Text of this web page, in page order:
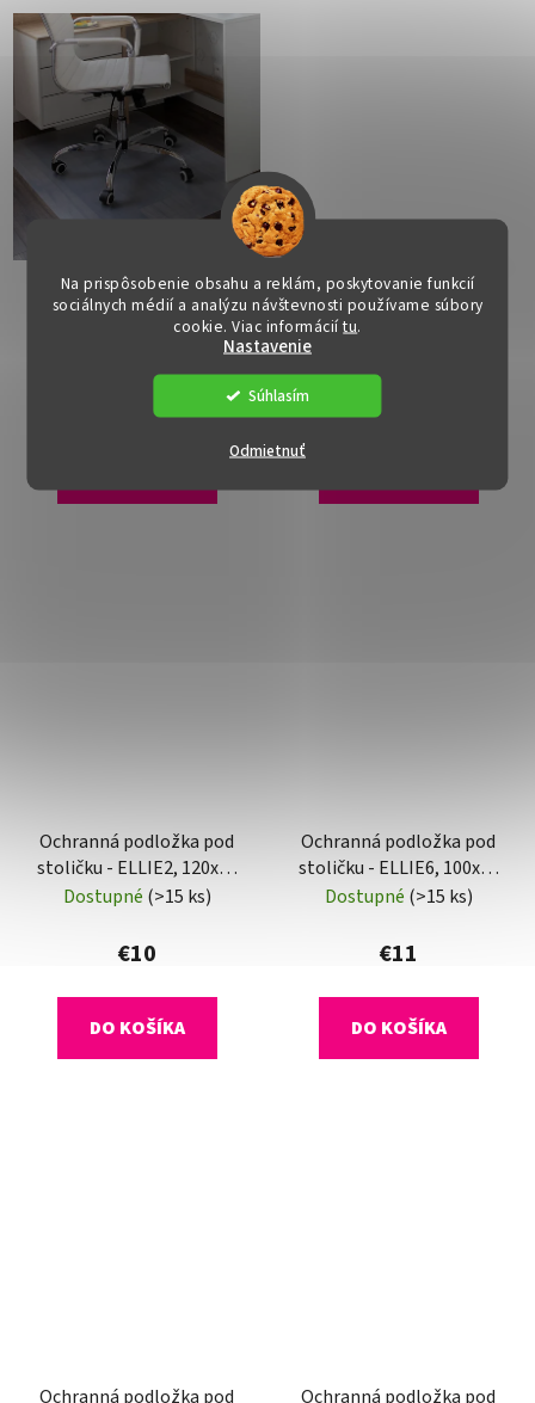
Na prispôsobenie obsahu a reklám, poskytovanie funkcií
sociálnych médií a analýzu návštevnosti používame súbory
cookie. Viac informáciítu.
Nastavenie
Odmietnuť
Súhlasím
Ochranná podložka pod
stoličku - ELLIE3,
140x100 cm, 0,5 mm
Ochranná podložka pod
stoličku - ELLIE5, 100x50
cm, 0,8 mm
Dostupné
Ochranná podložka pod
stoličku - ELLIE2, 120x90
cm, 0,5 mm
Dostupné (>15 ks)
€10
DO KOŠÍKA
Ochranná podložka pod
stoličku - ELLIE6, 100x70
cm, 0,8 mm
Dostupné (>15 ks)
€11
DO KOŠÍKA
Ochranná podložka pod
Ochranná podložka pod